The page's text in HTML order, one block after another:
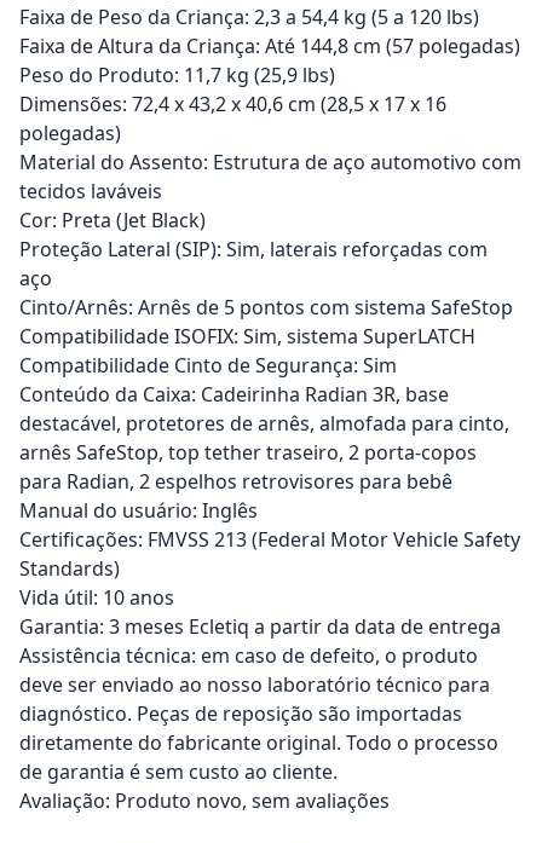
Faixa de Peso da Criança: 2,3 a 54,4 kg (5 a 120 lbs)
Faixa de Altura da Criança: Até 144,8 cm (57 polegadas)
Peso do Produto: 11,7 kg (25,9 lbs)
Dimensões: 72,4 x 43,2 x 40,6 cm (28,5 x 17 x 16
polegadas)
Material do Assento: Estrutura de aço automotivo com
tecidos laváveis
Cor: Preta (Jet Black)
Proteção Lateral (SIP): Sim, laterais reforçadas com
aço
Cinto/Arnês: Arnês de 5 pontos com sistema SafeStop
Compatibilidade ISOFIX: Sim, sistema SuperLATCH
Compatibilidade Cinto de Segurança: Sim
Conteúdo da Caixa: Cadeirinha Radian 3R, base
destacável, protetores de arnês, almofada para cinto,
arnês SafeStop, top tether traseiro, 2 porta-copos
para Radian, 2 espelhos retrovisores para bebê
Manual do usuário: Inglês
Certificações: FMVSS 213 (Federal Motor Vehicle Safety
Standards)
Vida útil: 10 anos
Garantia: 3 meses Ecletiq a partir da data de entrega
Assistência técnica: em caso de defeito, o produto
deve ser enviado ao nosso laboratório técnico para
diagnóstico. Peças de reposição são importadas
diretamente do fabricante original. Todo o processo
de garantia é sem custo ao cliente.
Avaliação: Produto novo, sem avaliações